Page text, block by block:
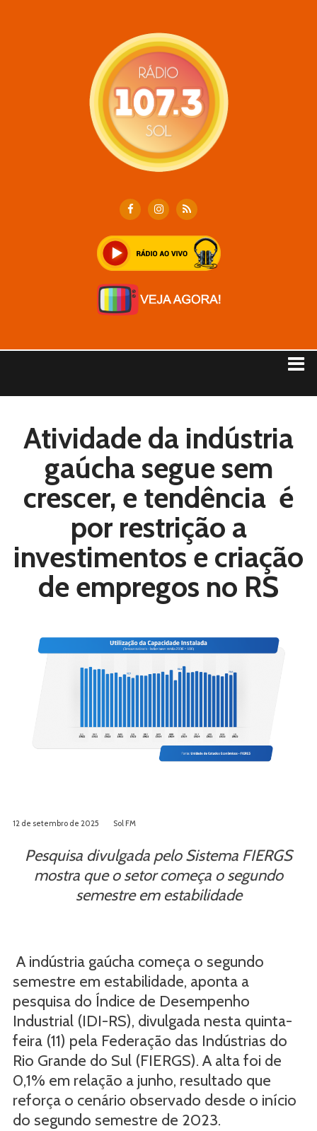
Atividade da indústria
gaúcha segue sem
crescer, e tendência é
por restrição a
investimentos e criação
de empregos no RS
12 de setembro de 2025 Sol FM
Pesquisa divulgada pelo Sistema FIERGS
mostra que o setor começa o segundo
semestre em estabilidade
A indústria gaúcha começa o segundo
semestre em estabilidade, aponta a
pesquisa do Índice de Desempenho
Industrial (IDI-RS), divulgada nesta quinta-
feira (11) pela Federação das Indústrias do
Rio Grande do Sul (FIERGS). A alta foi de
0,1% em relação a junho, resultado que
reforça o cenário observado desde o início
do segundo semestre de 2023.